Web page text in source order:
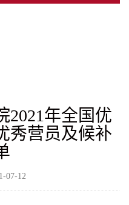
2021年全国优
秀营员及候补
07-12